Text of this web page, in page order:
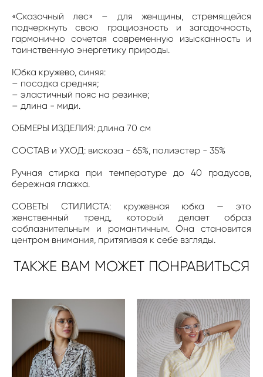
«Сказочный лес» – для женщины, стремящейся
подчеркнуть свою грациозность и загадочность,
гармонично сочетая современную изысканность и
таинственную энергетику природы.
Юбка кружево, синяя:
– посадка средняя;
– эластичный пояс на резинке;
– длина - миди.
ОБМЕРЫ ИЗДЕЛИЯ: длина 70 см
СОСТАВ и УХОД: вискоза - 65%, полиэстер - 35%
Ручная стирка при температуре до 40 градусов,
бережная глажка.
СОВЕТЫ СТИЛИСТА: кружевная юбка — это
женственный тренд, который делает образ
соблазнительным и романтичным. Она становится
центром внимания, притягивая к себе взгляды.
ТАКЖЕ ВАМ МОЖЕТ ПОНРАВИТЬСЯ